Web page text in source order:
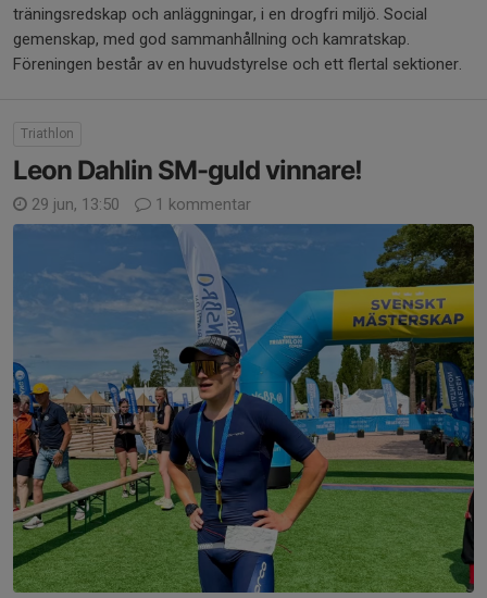
träningsredskap och anläggningar, i en drogfri miljö. Social
gemenskap, med god sammanhållning och kamratskap.
Föreningen består av en huvudstyrelse och ett flertal sektioner.
Triathlon
Leon Dahlin SM-guld vinnare!
29 jun, 13:50 1 kommentar